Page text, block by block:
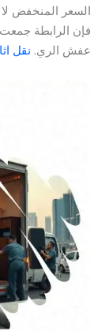
السعر المنخفض
فإن الرابطة
عفش الري. نقل